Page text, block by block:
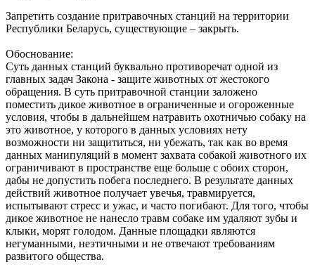
Запретить создание притравочных станций на территории
Республики Беларусь, существующие – закрыть.
Обоснование:
Суть данных станций буквально противоречат одной из
главных задач Закона - защите животных от жестокого
обращения. В суть притравочной станции заложено
поместить дикое животное в ограниченные и огороженные
условия, чтобы в дальнейшем натравить охотничью собаку на
это животное, у которого в данных условиях нету
возможности ни защититься, ни убежать, так как во время
данных манипуляций в момент захвата собакой животного их
ограничивают в пространстве еще больше с обоих сторон,
дабы не допустить побега последнего. В результате данных
действий животное получает увечья, травмируется,
испытывают стресс и ужас, и часто погибают. Для того, чтобы
дикое животное не нанесло травм собаке им удаляют зубы и
клыки, морят голодом. Данные площадки являются
негуманными, неэтичными и не отвечают требованиям
развитого общества.